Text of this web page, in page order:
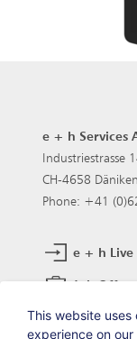
e + h Services
Industriestrasse
CH-4658 Däniken
Phone: +41
e + h Live
Job Offers
This website
experience on